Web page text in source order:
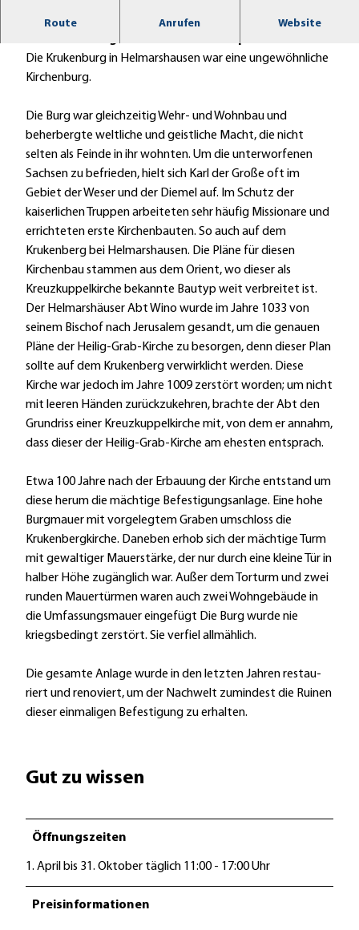
e
n
u
r
g
_
a
6
f
f
4
c
Route Anrufen Website
Die Krukenburg in Helmarshausen, wo die
Die Krukenburg in Helmarshausen war eine ungewöhnliche
Kirchenburg.
Die Burg war gleichzeitig Wehr- und Wohnbau und
beherbergte weltliche und geistliche Macht, die nicht
selten als Feinde in ihr wohnten. Um die unterworfenen
Sachsen zu befrieden, hielt sich Karl der Große oft im
Gebiet der Weser und der Diemel auf. Im Schutz der
kaiserlichen Truppen arbeiteten sehr häufig Missionare und
errich­teten erste Kirchenbauten. So auch auf dem
Krukenberg bei Helmarshausen. Die Pläne für diesen
Kirchenbau stammen aus dem Orient, wo dieser als
Kreuzkuppelkirche bekannte Bautyp weit verbreitet ist.
Der Helmarshäuser Abt Wino wurde im Jahre 1033 von
seinem Bischof nach Jerusalem gesandt, um die genauen
Pläne der Heilig-Grab-Kirche zu besorgen, denn dieser Plan
sollte auf dem Kruken­berg verwirklicht werden. Diese
Kirche war jedoch im Jahre 1009 zerstört worden; um nicht
mit leeren Händen zurückzukehren, brachte der Abt den
Grundriss einer Kreuzkuppelkirche mit, von dem er annahm,
dass dieser der Heilig-Grab-Kirche am ehesten entsprach.
Etwa 100 Jahre nach der Erbauung der Kirche entstand um
diese herum die mächtige Befestigungs­anlage. Eine hohe
Burgmauer mit vorgelegtem Graben umschloss die
Krukenbergkirche. Daneben erhob sich der mächtige Turm
mit gewaltiger Mauerstärke, der nur durch eine kleine Tür in
halber Höhe zugänglich war. Außer dem Torturm und zwei
runden Mauertürmen waren auch zwei Wohngebäude in
die Umfassungsmauer eingefügt Die Burg wurde nie
kriegsbedingt zerstört. Sie verfiel allmählich.
Die gesamte Anlage wurde in den letzten Jahren restau­
riert und renoviert, um der Nachwelt zumindest die Ruinen
dieser einmaligen Befestigung zu erhalten.
Gut zu wissen
Öffnungszeiten
1. April bis 31. Oktober täglich 11:00 - 17:00 Uhr
Preisinformationen